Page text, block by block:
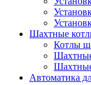
Шахтные
Котлы
Автоматика